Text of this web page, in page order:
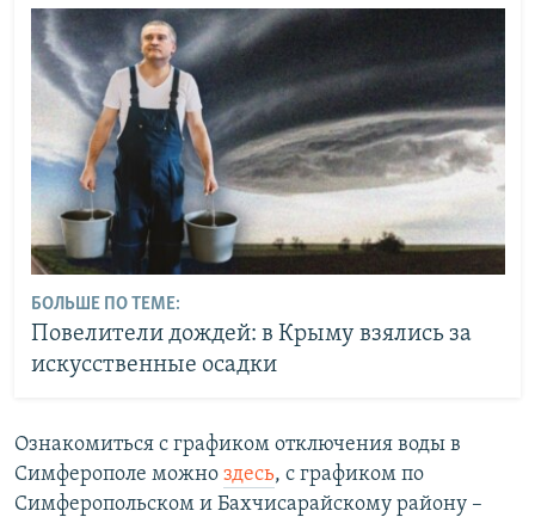
БОЛЬШЕ ПО ТЕМЕ:
Повелители дождей: в Крыму взялись за
искусственные осадки
Ознакомиться с графиком отключения воды в
Симферополе можно здесь, с графиком по
Симферопольском и Бахчисарайскому району –